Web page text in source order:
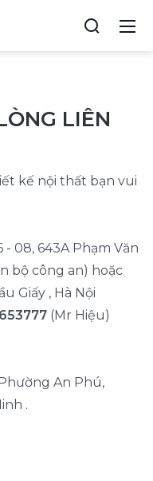
LIÊN
kế nội thất bạn vui
08, 643A Phạm Văn
bộ công an) hoặc
Giấy , Hà Nội
(Mr Hiệu)
An Phú,
.